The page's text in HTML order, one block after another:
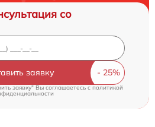
со
заявку
заявку" Вы соглашаетесь c политикой